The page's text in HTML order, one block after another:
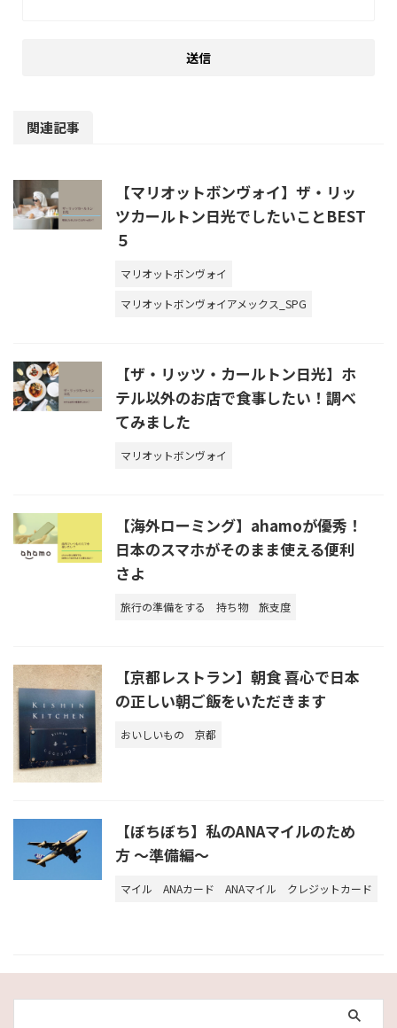
関連記事
【マリオットボンヴォイ】ザ・リッ
ツカールトン日光でしたいことBEST
５
マリオットボンヴォイ
マリオットボンヴォイアメックス_SPG
【ザ・リッツ・カールトン日光】ホ
テル以外のお店で食事したい！調べ
てみました
マリオットボンヴォイ
【海外ローミング】ahamoが優秀！
日本のスマホがそのまま使える便利
さよ
旅行の準備をする 持ち物 旅支度
【京都レストラン】朝食 喜心で日本
の正しい朝ご飯をいただきます
おいしいもの 京都
【ぼちぼち】私のANAマイルのため
方 ～準備編～
マイル ANAカード ANAマイル クレジットカード